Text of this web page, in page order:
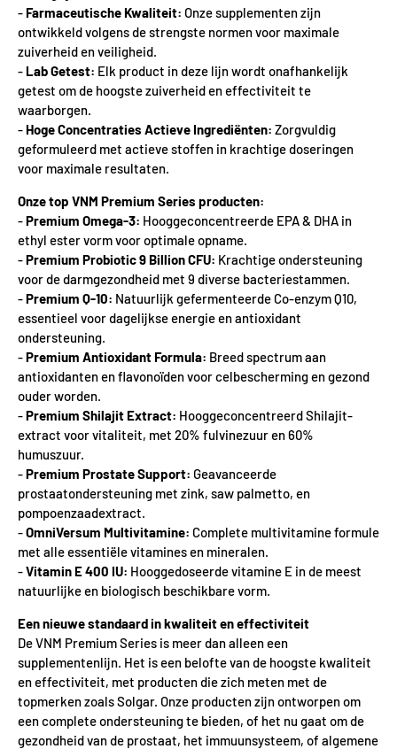
- Farmaceutische Kwaliteit: Onze supplementen zijn
ontwikkeld volgens de strengste normen voor maximale
zuiverheid en veiligheid.
- Lab Getest: Elk product in deze lijn wordt onafhankelijk
getest om de hoogste zuiverheid en effectiviteit te
waarborgen.
- Hoge Concentraties Actieve Ingrediënten: Zorgvuldig
geformuleerd met actieve stoffen in krachtige doseringen
voor maximale resultaten.
Onze top VNM Premium Series producten:
-Premium Omega-3: Hooggeconcentreerde EPA & DHA in
ethyl ester vorm voor optimale opname.
-Premium Probiotic 9 Billion CFU: Krachtige ondersteuning
voor de darmgezondheid met 9 diverse bacteriestammen.
-Premium Q-10: Natuurlijk gefermenteerde Co-enzym Q10,
essentieel voor dagelijkse energie en antioxidant
ondersteuning.
-Premium Antioxidant Formula: Breed spectrum aan
antioxidanten en flavonoïden voor celbescherming en gezond
ouder worden.
-Premium Shilajit Extract: Hooggeconcentreerd Shilajit-
extract voor vitaliteit, met 20% fulvinezuur en 60%
humuszuur.
-Premium Prostate Support: Geavanceerde
prostaatondersteuning met zink, saw palmetto, en
pompoenzaadextract.
-OmniVersum Multivitamine: Complete multivitamine formule
met alle essentiële vitamines en mineralen.
-Vitamin E 400 IU: Hooggedoseerde vitamine E in de meest
natuurlijke en biologisch beschikbare vorm.
Een nieuwe standaard in kwaliteit en effectiviteit
De VNM Premium Series is meer dan alleen een
supplementenlijn. Het is een belofte van de hoogste kwaliteit
en effectiviteit, met producten die zich meten met de
topmerken zoals Solgar. Onze producten zijn ontworpen om
een complete ondersteuning te bieden, of het nu gaat om de
gezondheid van de prostaat, het immuunsysteem, of algemene